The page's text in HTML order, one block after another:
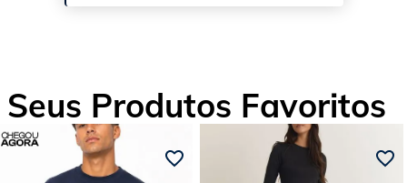
Seus Produtos Favoritos